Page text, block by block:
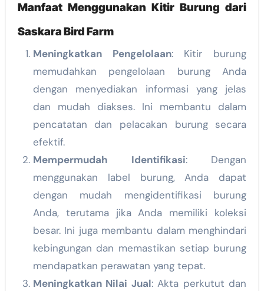
Manfaat Menggunakan Kitir Burung dari
Saskara Bird Farm
Meningkatkan Pengelolaan: Kitir burung
memudahkan pengelolaan burung Anda
dengan menyediakan informasi yang jelas
dan mudah diakses. Ini membantu dalam
pencatatan dan pelacakan burung secara
efektif.
Mempermudah Identifikasi: Dengan
menggunakan label burung, Anda dapat
dengan mudah mengidentifikasi burung
Anda, terutama jika Anda memiliki koleksi
besar. Ini juga membantu dalam menghindari
kebingungan dan memastikan setiap burung
mendapatkan perawatan yang tepat.
Meningkatkan Nilai Jual: Akta perkutut dan